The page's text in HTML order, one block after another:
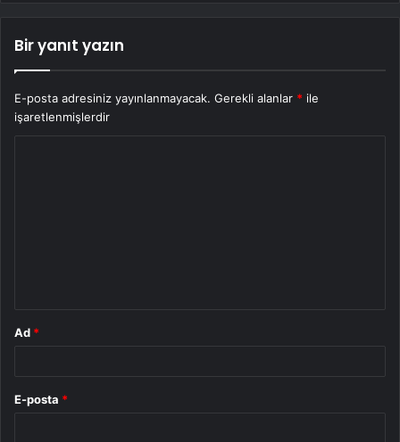
Bir yanıt yazın
E-posta adresiniz yayınlanmayacak. Gerekli alanlar * ile
işaretlenmişlerdir
Ad *
E-posta *